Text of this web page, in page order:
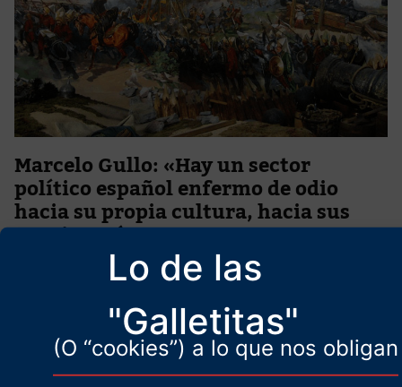
Lo de las
"Galletitas"
(O “cookies”) a lo que nos obligan
Marcelo Gullo: «Hay un sector
político español enfermo de odio
hacia su propia cultura, hacia sus
propias raíces»
15 de enero de 2026
Ser destruido por un enemigo es grave. Serlo por uno mismo aún lo